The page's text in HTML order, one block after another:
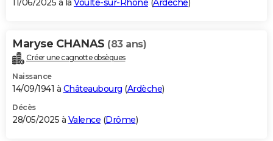
11/06/2025 à la Voulte-sur-Rhône (Ardèche)
Maryse CHANAS (83 ans)
Créer une cagnotte obsèques
Naissance
14/09/1941 à Châteaubourg (Ardèche)
Décès
28/05/2025 à Valence (Drôme)